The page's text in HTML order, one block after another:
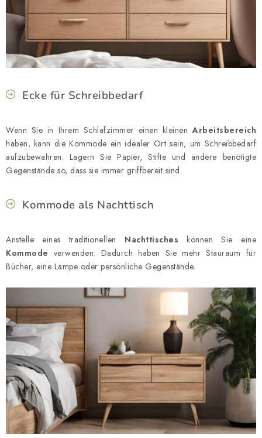
Ecke für Schreibbedarf
Wenn Sie in Ihrem Schlafzimmer einen kleinenArbeitsbereich
haben, kann die Kommode ein idealer Ort sein, um Schreibbedarf
aufzubewahren. Lagern Sie Papier, Stifte und andere benötigte
Gegenstände so, dass sie immer griffbereit sind.
Kommode als Nachttisch
Anstelle eines traditionellen Nachttisches können Sie eine
Kommode verwenden. Dadurch haben Sie mehr Stauraum für
Bücher, eine Lampe oder persönliche Gegenstände.